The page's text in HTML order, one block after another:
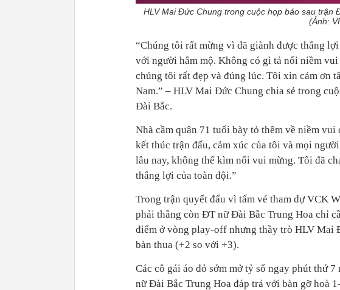
HLV Mai Đức Chung trong cuộc họp báo sau trận
(Ảnh:
“Chúng tôi rất mừng vì đã giành được thắng
với người hâm mộ. Không có gì tả nổi niềm
chúng tôi rất đẹp và đúng lúc. Tôi xin cảm ơn
Nam.” – HLV Mai Đức Chung chia sẻ trong
Đài Bắc.
Nhà cầm quân 71 tuổi bày tỏ thêm về niềm
kết thúc trận đấu, cảm xúc của tôi và mọi
lâu nay, không thể kìm nổi vui mừng. Tôi đã
thắng lợi của toàn đội.”
Trong trận quyết đấu vì tấm vé tham dự VCK
phải thắng còn ĐT nữ Đài Bắc Trung Hoa chỉ
điểm ở vòng play-off nhưng thầy trò HLV Mai
bàn thua (+2 so với +3).
Các cô gái áo đỏ sớm mở tỷ số ngay phút thứ
nữ Đài Bắc Trung Hoa đáp trả với bàn gỡ hoà